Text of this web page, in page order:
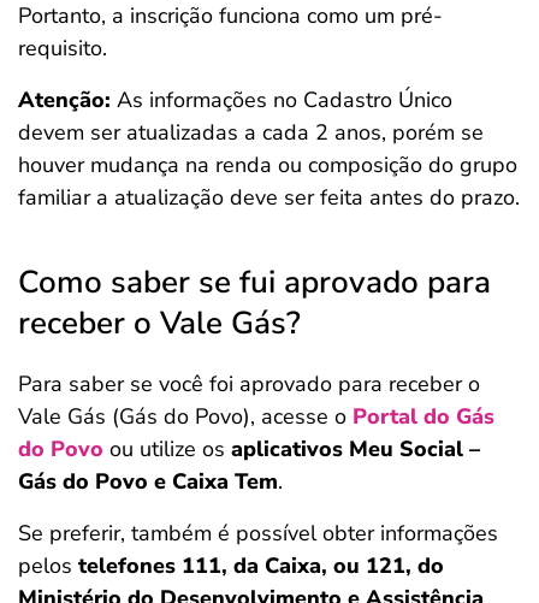
Portanto, a inscrição funciona como um pré-
requisito.
Atenção: As informações no Cadastro Único
devem ser atualizadas a cada 2 anos, porém se
houver mudança na renda ou composição do grupo
familiar a atualização deve ser feita antes do prazo.
Como saber se fui aprovado para
receber o Vale Gás?
Para saber se você foi aprovado para receber o
Vale Gás (Gás do Povo), acesse o Portal do Gás
do Povo ou utilize os aplicativos Meu Social –
Gás do Povo e Caixa Tem.
Se preferir, também é possível obter informações
pelos telefones 111, da Caixa, ou 121, do